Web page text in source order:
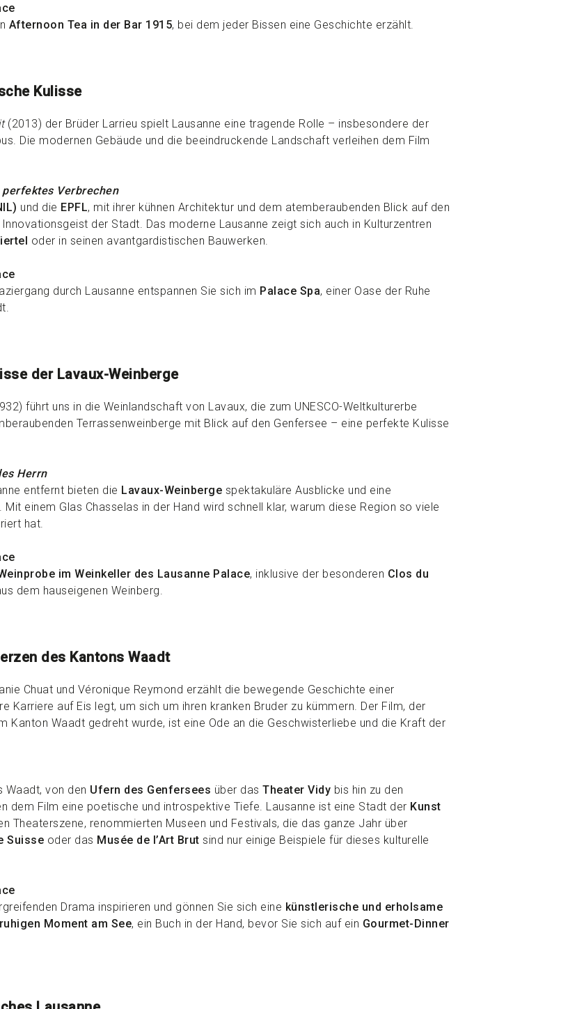
Afternoon Tea in der Bar 1915, bei dem jeder Bissen eine Geschichte erzählt.
Kulisse
(2013) der Brüder Larrieu spielt Lausanne eine tragende Rolle – insbesondere der
Die modernen Gebäude und die beeindruckende Landschaft verleihen dem Film
Verbrechen
und die EPFL, mit ihrer kühnen Architektur und dem atemberaubenden Blick auf den
der Stadt. Das moderne Lausanne zeigt sich auch in Kulturzentren
oder in seinen avantgardistischen Bauwerken.
durch Lausanne entspannen Sie sich im Palace Spa, einer Oase der Ruhe
der Lavaux-Weinberge
führt uns in die Weinlandschaft von Lavaux, die zum UNESCO-Weltkulturerbe
Terrassenweinberge mit Blick auf den Genfersee – eine perfekte Kulisse
Herrn
entfernt bieten die Lavaux-Weinberge spektakuläre Ausblicke und eine
einem Glas Chasselas in der Hand wird schnell klar, warum diese Region so viele
hat.
im Weinkeller des Lausanne Palace, inklusive der besonderen Clos du
dem hauseigenen Weinberg.
des Kantons Waadt
Chuat und Véronique Reymond erzählt die bewegende Geschichte einer
Karriere auf Eis legt, um sich um ihren kranken Bruder zu kümmern. Der Film, der
Kanton Waadt gedreht wurde, ist eine Ode an die Geschwisterliebe und die Kraft der
Waadt, von den Ufern des Genfersees über das Theater Vidy bis hin zu den
dem Film eine poetische und introspektive Tiefe. Lausanne ist eine Stadt der Kunst
Theaterszene, renommierten Museen und Festivals, die das ganze Jahr über
Suisse oder das Musée de l’Art Brut sind nur einige Beispiele für dieses kulturelle
Drama inspirieren und gönnen Sie sich eine künstlerische und erholsame
ruhigen Moment am See, ein Buch in der Hand, bevor Sie sich auf ein Gourmet-Dinner